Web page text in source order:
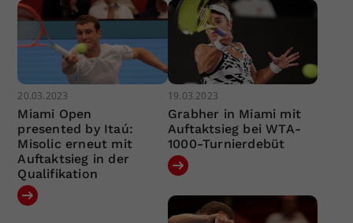
20.03.2023
Miami Open
presented by Itaú:
Misolic erneut mit
Auftaktsieg in der
Qualifikation
19.03.2023
Grabher in Miami mit
Auftaktsieg bei WTA-
1000-Turnierdebüt